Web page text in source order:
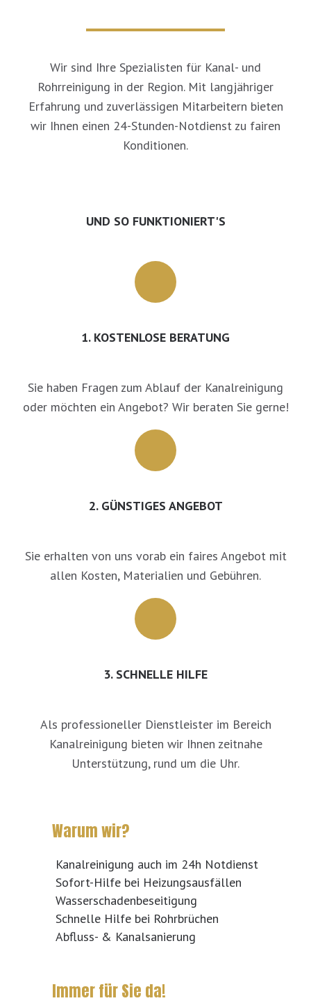
Wir sind Ihre Spezialisten für Kanal- und
Rohrreinigung in der Region. Mit langjähriger
Erfahrung und zuverlässigen Mitarbeitern bieten
wir Ihnen einen 24-Stunden-Notdienst zu fairen
Konditionen.
UND SO FUNKTIONIERT'S
1. KOSTENLOSE BERATUNG
Sie haben Fragen zum Ablauf der Kanalreinigung
oder möchten ein Angebot? Wir beraten Sie gerne!
2. GÜNSTIGES ANGEBOT
Sie erhalten von uns vorab ein faires Angebot mit
allen Kosten, Materialien und Gebühren.
3. SCHNELLE HILFE
Als professioneller Dienstleister im Bereich
Kanalreinigung bieten wir Ihnen zeitnahe
Unterstützung, rund um die Uhr.
Warum wir?
Kanalreinigung auch im 24h Notdienst
Sofort-Hilfe bei Heizungsausfällen
Wasserschadenbeseitigung
Schnelle Hilfe bei Rohrbrüchen
Abfluss- & Kanalsanierung
Immer für Sie da!